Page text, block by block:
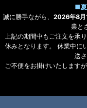
■
誠に勝手ながら、 2026年8月
業と
上記の期間中もご注文を承
休みとなります。 休業中に
送
ご不便をお掛けいたします